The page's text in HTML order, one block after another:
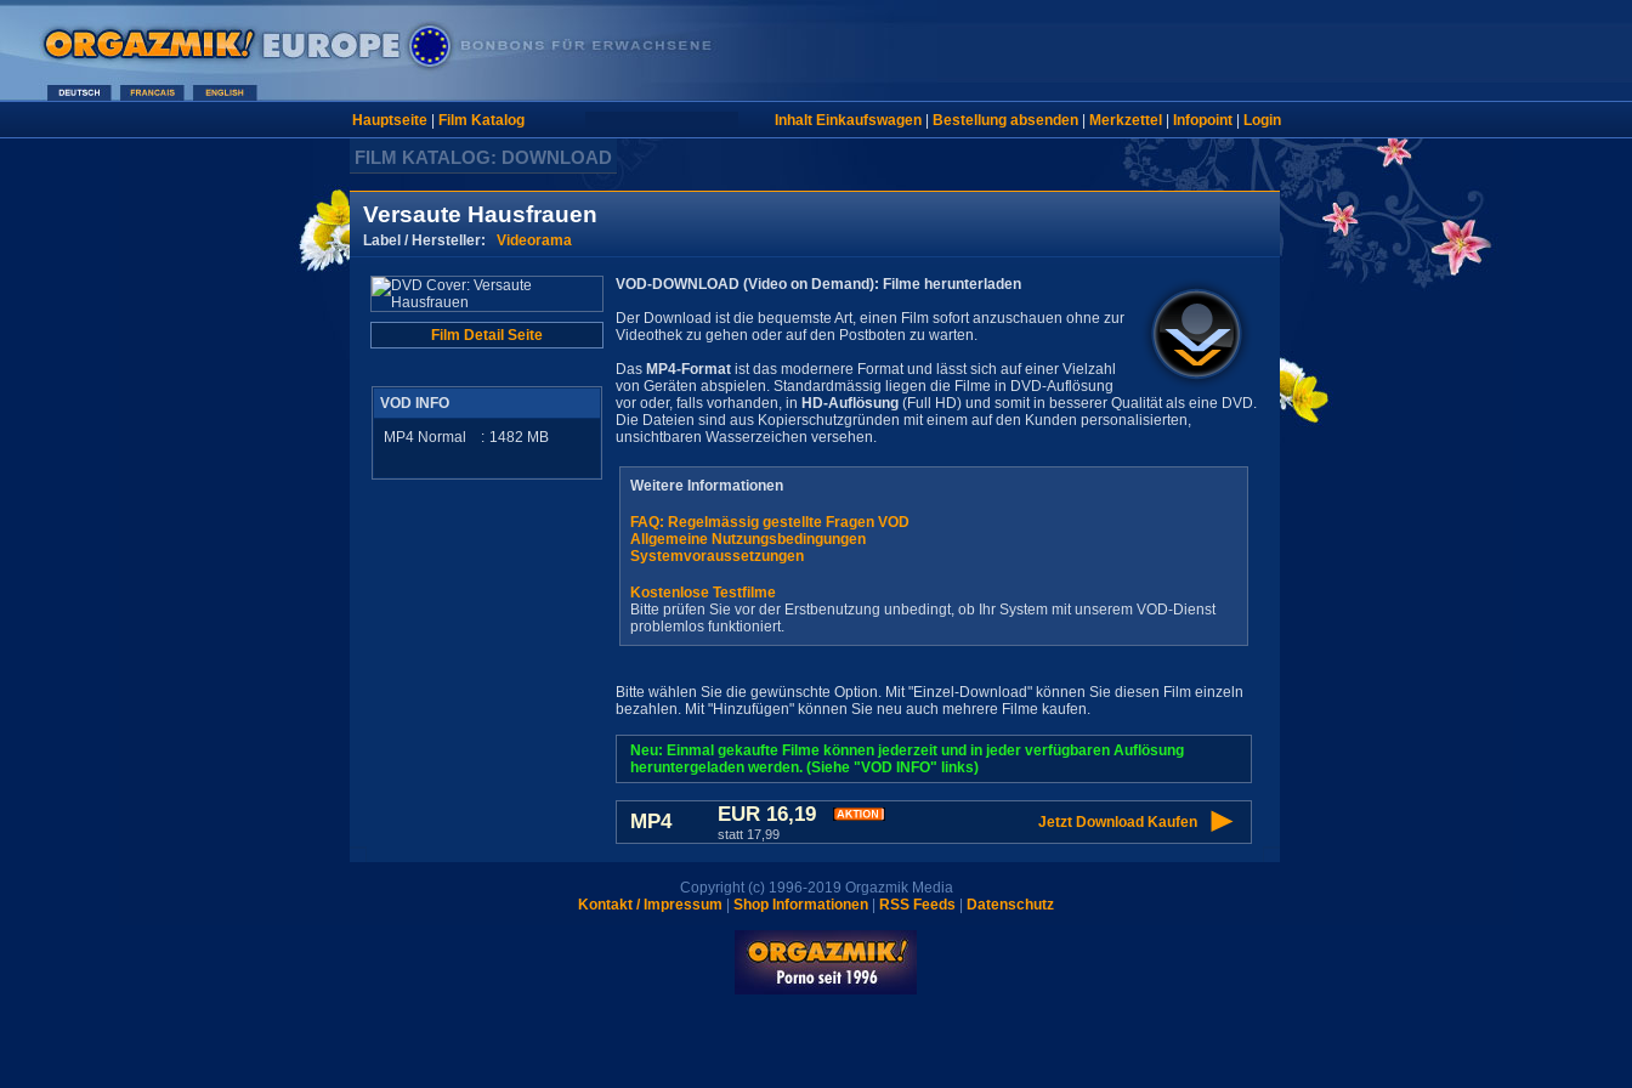
Hauptseite| Film Katalog Inhalt Einkaufswagen| Bestellung absenden| Merkzettel Infopoint| Login
FILM KATALOG: DOWNLOAD
Versaute Hausfrauen
Label / Hersteller: Videorama
Film Detail Seite
VOD INFO
MP4 Normal
: 1482 MB
VOD-DOWNLOAD (Video on Demand): Filme herunterladen
Der Download ist die bequemste Art, einen Film sofort anzuschauen ohne zur
Videothek zu gehen oder auf den Postboten zu warten.
Das MP4-Format ist das modernere Format und lässt sich auf einer Vielzahl
von Geräten abspielen. Standardmässig liegen die Filme in DVD-Auflösung
vor oder, falls vorhanden, in HD-Auflösung (Full HD) und somit in besserer Qualität als eine DVD.
Die Dateien sind aus Kopierschutzgründen mit einem auf den Kunden personalisierten,
unsichtbaren Wasserzeichen versehen.
Weitere Informationen
FAQ: Regelmässig gestellte Fragen VOD
Allgemeine Nutzungsbedingungen
Systemvoraussetzungen
Kostenlose Testfilme
Bitte prüfen Sie vor der Erstbenutzung unbedingt, ob Ihr System mit unserem VOD-Dienst
problemlos funktioniert.
Bitte wählen Sie die gewünschte Option. Mit "Einzel-Download" können Sie diesen Film einzeln
bezahlen. Mit "Hinzufügen" können Sie neu auch mehrere Filme kaufen.
Neu: Einmal gekaufte Filme können jederzeit und in jeder verfügbaren Auflösung
heruntergeladen werden. (Siehe "VOD INFO" links)
MP4 EUR 16,19
statt 17,99
Jetzt Download Kaufen
Copyright (c) 1996-2019 Orgazmik Media
Kontakt / Impressum
Shop Informationen RSS Feeds Datenschutz